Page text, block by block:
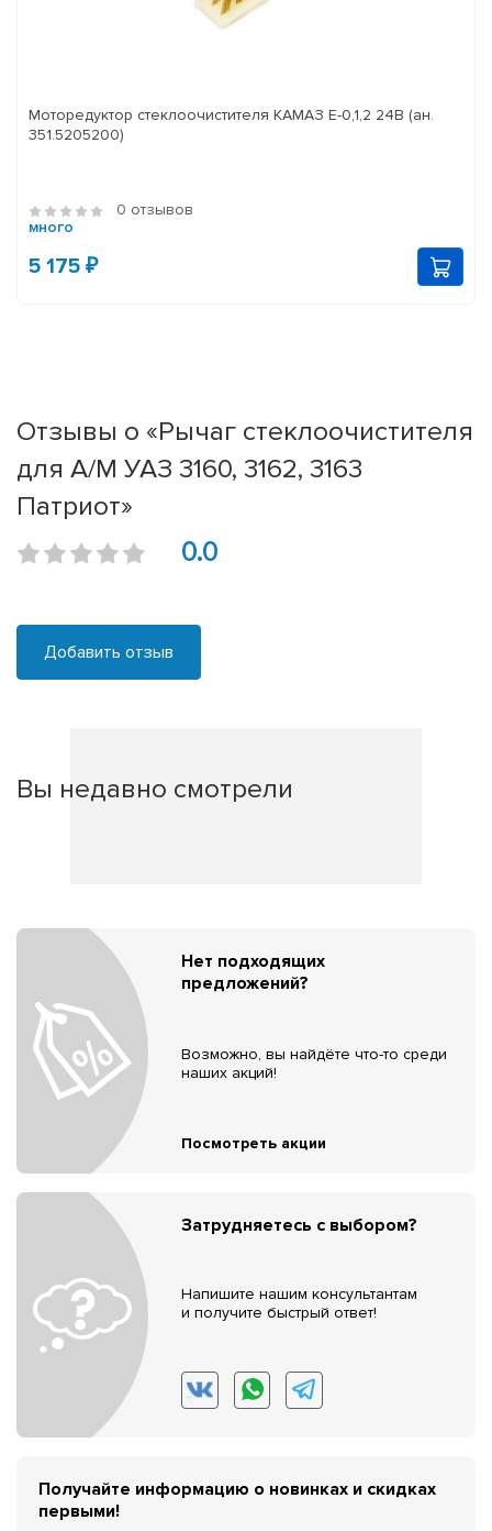
Моторедуктор стеклоочистителя КАМАЗ Е-0,1,2 24В (ан.
351.5205200)
0 отзывов
много
5 175 ₽
Отзывы о «Рычаг стеклоочистителя
для А/М УАЗ 3160, 3162, 3163
Патриот»
0.0
Добавить отзыв
Вы недавно смотрели
Нет подходящих
предложений?
Возможно, вы найдёте что-то среди
наших акций!
Посмотреть акции
Затрудняетесь с выбором?
Напишите нашим консультантам
и получите быстрый ответ!
Получайте информацию о новинках и скидках
первыми!